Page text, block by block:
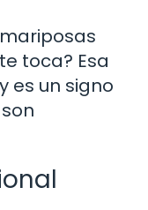
toca? Esa
es un signo